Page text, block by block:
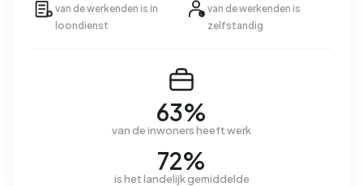
van de werkenden is in
loondienst
van de werkenden is
zelfstandig
63%
van de inwoners heeft werk
72%
is het landelijk gemiddelde